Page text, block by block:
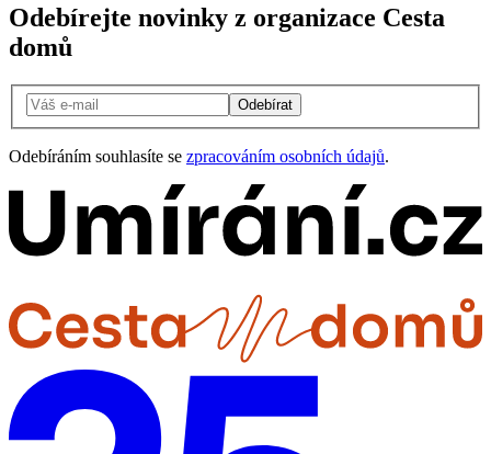
Odebírejte novinky z organizace Cesta
domů
Odebírat
Odebíráním souhlasíte se zpracováním osobních údajů.